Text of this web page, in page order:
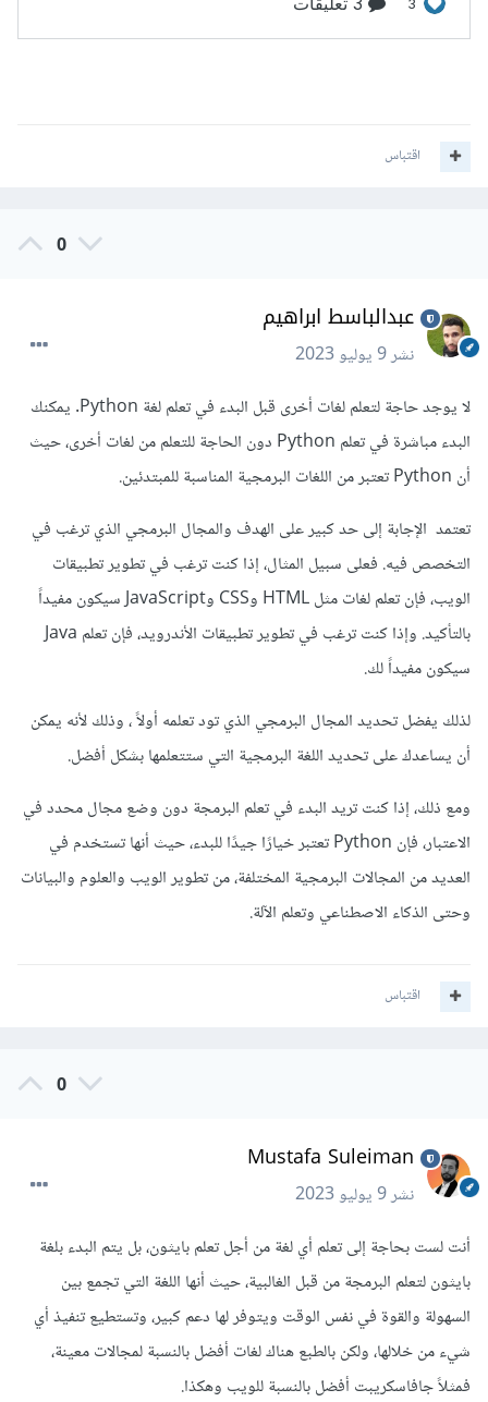
اقتباس
0
عبدالباسط ابراهيم
نشر9 يوليو 2023
لا يوجد حاجة لتعلم لغات أخرى قبل البدء في تعلم لغة Python. يمكنك
البدء مباشرة في تعلم Python دون الحاجة للتعلم من لغات أخرى، حيث
أن Python تعتبر من اللغات البرمجية المناسبة للمبتدئين.
تعتمد الإجابة إلى حد كبير على الهدف والمجال البرمجي الذي ترغب في
التخصص فيه. فعلى سبيل المثال، إذا كنت ترغب في تطوير تطبيقات
الويب، فإن تعلم لغات مثل HTML وCSS وJavaScript سيكون مفيداً
بالتأكيد. وإذا كنت ترغب في تطوير تطبيقات الأندرويد، فإن تعلم Java
سيكون مفيداً لك.
لذلك يفضل تحديد المجال البرمجي الذي تود تعلمه أولاً ، وذلك لأنه يمكن
أن يساعدك على تحديد اللغة البرمجية التي ستتعلمها بشكل أفضل.
ومع ذلك، إذا كنت تريد البدء في تعلم البرمجة دون وضع مجال محدد في
الاعتبار، فإن Python تعتبر خيارًا جيدًا للبدء، حيث أنها تستخدم في
العديد من المجالات البرمجية المختلفة، من تطوير الويب والعلوم والبيانات
وحتى الذكاء الاصطناعي وتعلم الآلة.
اقتباس
0
Mustafa Suleiman
نشر9 يوليو 2023
أنت لست بحاجة إلى تعلم أي لغة من أجل تعلم بايثون، بل يتم البدء بلغة
بايثون لتعلم البرمجة من قبل الغالبية، حيث أنها اللغة التي تجمع بين
السهولة والقوة في نفس الوقت ويتوفر لها دعم كبير، وتستطيع تنفيذ أي
شيء من خلالها، ولكن بالطبع هناك لغات أفضل بالنسبة لمجالات معينة،
فمثلاً جافاسكريبت أفضل بالنسبة للويب وهكذا.